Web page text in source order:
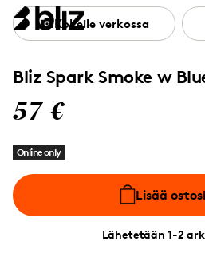
Bliz Spark Smoke w
57 €
Online only
Lisää
Lähetetään 1-2
Kokeile verkossa